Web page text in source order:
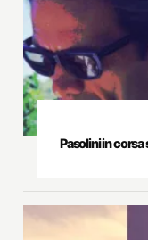
Pasolini in corsa